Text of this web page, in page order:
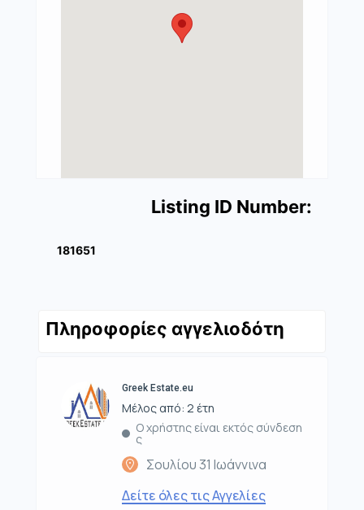
Listing ID Number:
181651
Πληροφορίες αγγελιοδότη
Greek Estate.eu
Μέλος από: 2 έτη
Ο χρήστης είναι εκτός σύνδεση
ς
Σουλίου 31 Ιωάννινα
Δείτε όλες τις Αγγελίες